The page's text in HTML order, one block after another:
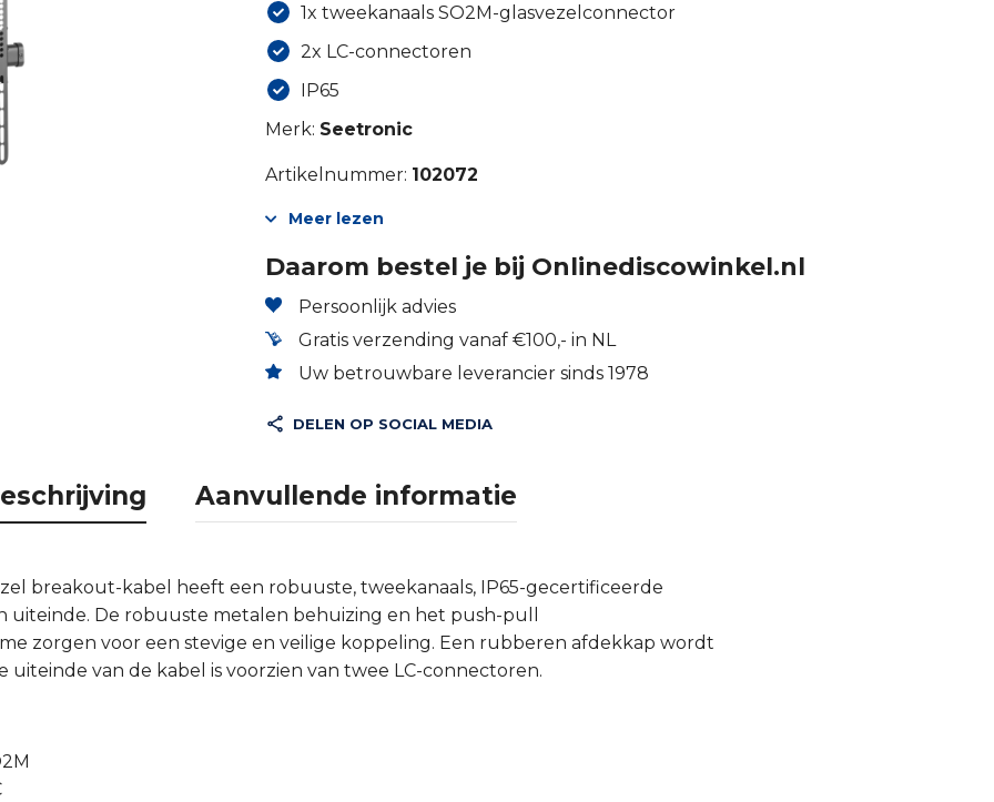
1x tweekanaals SO2M-glasvezelconnector
2x LC-connectoren
IP65
Merk: Seetronic
Artikelnummer: 102072
Meer lezen
Daarom bestel je bij Onlinediscowinkel.nl
Persoonlijk advies
Gratis verzending vanaf €100,- in NL
Uw betrouwbare leverancier sinds 1978
DELEN OP SOCIAL MEDIA
Aanvullende informatie
breakout-kabel heeft een robuuste, tweekanaals, IP65-gecertificeerde
uiteinde. De robuuste metalen behuizing en het push-pull
zorgen voor een stevige en veilige koppeling. Een rubberen afdekkap wordt
uiteinde van de kabel is voorzien van twee LC-connectoren.